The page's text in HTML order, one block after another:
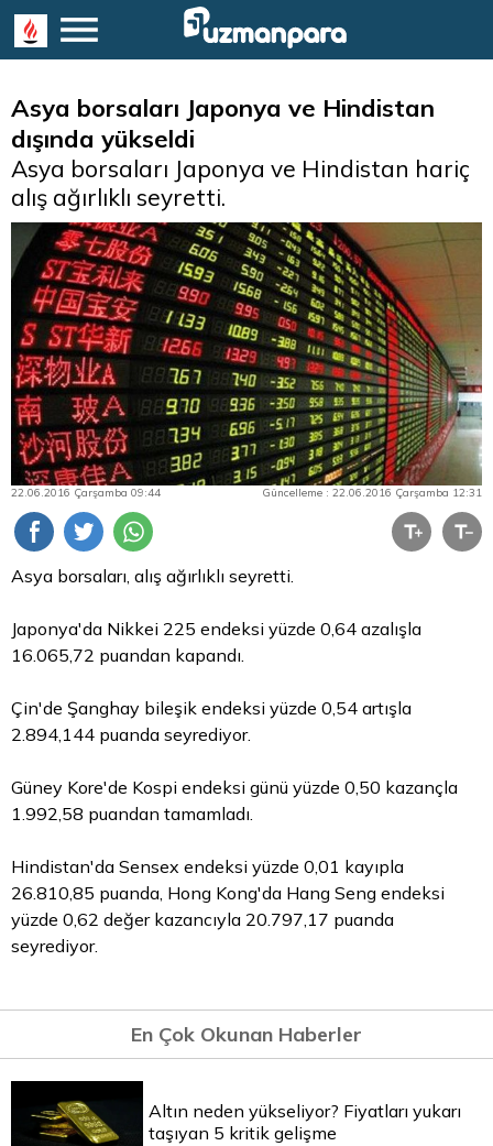
Asya borsaları Japonya ve Hindistan
dışında yükseldi
Asya borsaları Japonya ve Hindistan hariç
alış ağırlıklı seyretti.
22.06.2016 Çarşamba 09:44 Güncelleme : 22.06.2016 Çarşamba 12:31
Asya borsaları, alış ağırlıklı seyretti.
Japonya'da Nikkei 225 endeksi yüzde 0,64 azalışla
16.065,72 puandan kapandı.
Çin'de Şanghay bileşik endeksi yüzde 0,54 artışla
2.894,144 puanda seyrediyor.
Güney Kore'de Kospi endeksi günü yüzde 0,50 kazançla
1.992,58 puandan tamamladı.
Hindistan'da Sensex endeksi yüzde 0,01 kayıpla
26.810,85 puanda, Hong Kong'da Hang Seng endeksi
yüzde 0,62 değer kazancıyla 20.797,17 puanda
seyrediyor.
En Çok Okunan Haberler
Altın neden yükseliyor? Fiyatları yukarı
taşıyan 5 kritik gelişme